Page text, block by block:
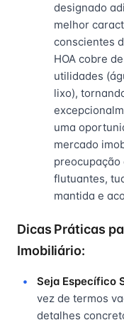
designado
melhor
conscientes
HOA cobre
utilidades
lixo),
uma
mercado
preocupação
flutuantes,
mantida e
Dicas Práticas
Imobiliário:
Seja Específico
vez de termos
detalhes